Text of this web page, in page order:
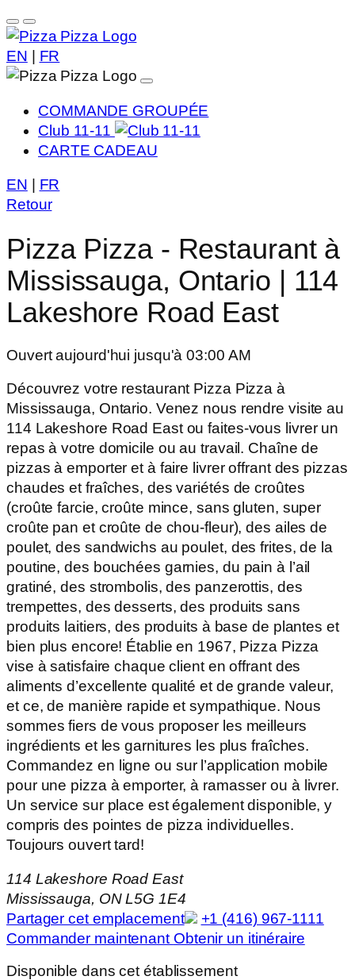
EN FR
COMMANDE GROUPÉE
Club 11-11
CARTE CADEAU
EN
FR
Retour
Pizza Pizza - Restaurant à
Mississauga, Ontario | 114
Lakeshore Road East
Ouvert aujourd'hui jusqu'à 03:00 AM
Découvrez votre restaurant Pizza Pizza à
Mississauga, Ontario. Venez nous rendre visite au
114 Lakeshore Road East ou faites-vous livrer un
repas à votre domicile ou au travail. Chaîne de
pizzas à emporter et à faire livrer offrant des pizzas
chaudes et fraîches, des variétés de croûtes
(croûte farcie, croûte mince, sans gluten, super
croûte pan et croûte de chou-fleur), des ailes de
poulet, des sandwichs au poulet, des frites, de la
poutine, des bouchées garnies, du pain à l’ail
gratiné, des strombolis, des panzerottis, des
trempettes, des desserts, des produits sans
produits laitiers, des produits à base de plantes et
bien plus encore! Établie en 1967, Pizza Pizza
vise à satisfaire chaque client en offrant des
aliments d’excellente qualité et de grande valeur,
et ce, de manière rapide et sympathique. Nous
sommes fiers de vous proposer les meilleurs
ingrédients et les garnitures les plus fraîches.
Commandez en ligne ou sur l’application mobile
pour une pizza à emporter, à ramasser ou à livrer.
Un service sur place est également disponible, y
compris des pointes de pizza individuelles.
Toujours ouvert tard!
114 Lakeshore Road East
Mississauga, ON L5G 1E4
Partager cet emplacement
+1 (416) 967-1111
Commander maintenant Obtenir un itinéraire
Disponible dans cet établissement